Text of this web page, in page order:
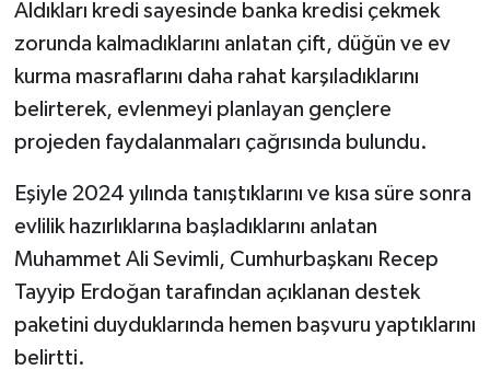
Aldıkları kredi sayesinde banka kredisi çekmek
zorunda kalmadıklarını anlatan çift, düğün ve ev
kurma masraflarını daha rahat karşıladıklarını
belirterek, evlenmeyi planlayan gençlere
projeden faydalanmaları çağrısında bulundu.
Eşiyle 2024 yılında tanıştıklarını ve kısa süre sonra
evlilik hazırlıklarına başladıklarını anlatan
Muhammet Ali Sevimli, Cumhurbaşkanı Recep
Tayyip Erdoğan tarafından açıklanan destek
paketini duyduklarında hemen başvuru yaptıklarını
belirtti.